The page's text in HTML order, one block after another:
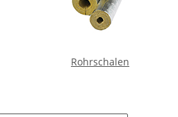
Rohrschalen